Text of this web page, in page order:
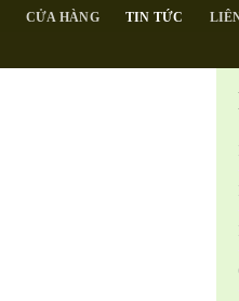
CỬA HÀNG TIN TỨC